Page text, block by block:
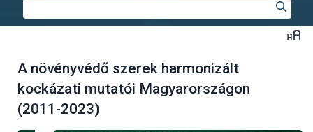
A növényvédő szerek harmonizált
kockázati mutatói Magyarországon
(2011-2023)